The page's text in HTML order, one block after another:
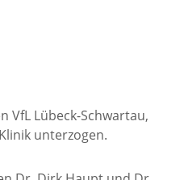
VfL Lübeck-Schwartau,
unterzogen.